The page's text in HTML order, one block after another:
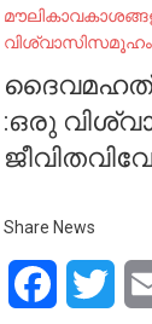
വിശ്വാസിസമൂഹം
:ഒരു
Share News
Facebook